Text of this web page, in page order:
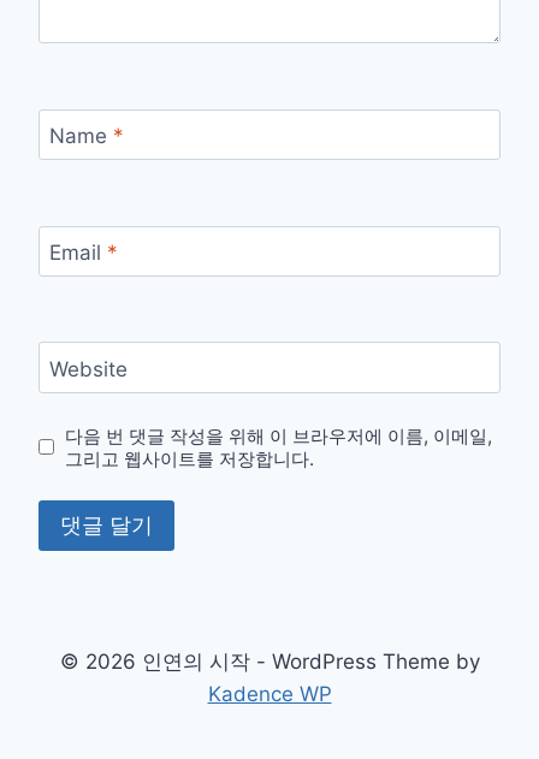
Name *
Email *
Website
다음 번 댓글 작성을 위해 이 브라우저에 이름, 이메일,
그리고 웹사이트를 저장합니다.
© 2026 인연의 시작 - WordPress Theme by
Kadence WP